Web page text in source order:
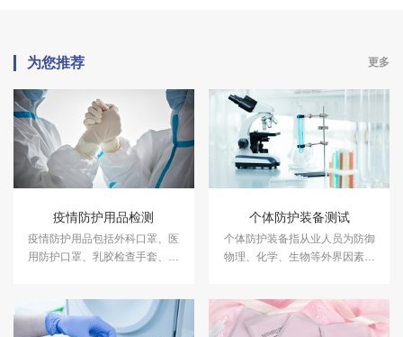
为您推荐 更多
疫情防护用品检测
疫情防护用品包括外科口罩、医
用防护口罩、乳胶检查手套、速
等。中科检测开展疫情防护用品
检测，具备CMA、CNAS资质。
个体防护装备测试
个体防护装备指从业人员为防御
物理、化学、生物等外界因素伤
备测试服务，具备CMA、CNAS
资质认证。